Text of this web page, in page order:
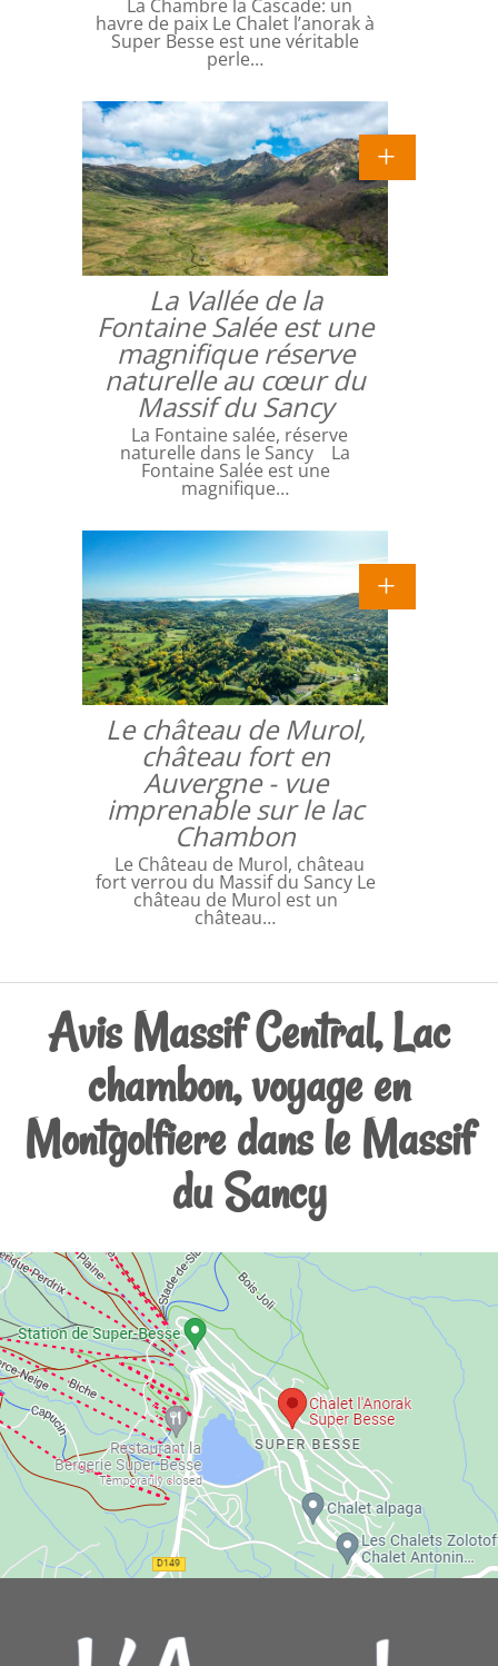
La Chambre la Cascade: un
havre de paix Le Chalet l’anorak à
Super Besse est une véritable
perle…
La Vallée de la
Fontaine Salée est une
magnifique réserve
naturelle au cœur du
Massif du Sancy
La Fontaine salée, réserve
naturelle dans le Sancy La
Fontaine Salée est une
magnifique…
Le château de Murol,
château fort en
Auvergne - vue
imprenable sur le lac
Chambon
Le Château de Murol, château
fort verrou du Massif du Sancy Le
château de Murol est un
château…
Avis Massif Central, Lac
chambon, voyage en
Montgolfiere dans le Massif
du Sancy